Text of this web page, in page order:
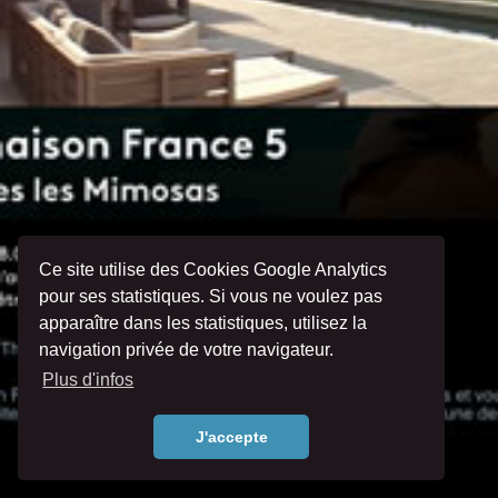
Ce site utilise des Cookies Google Analytics
pour ses statistiques. Si vous ne voulez pas
apparaître dans les statistiques, utilisez la
navigation privée de votre navigateur.
Plus d'infos
J'accepte